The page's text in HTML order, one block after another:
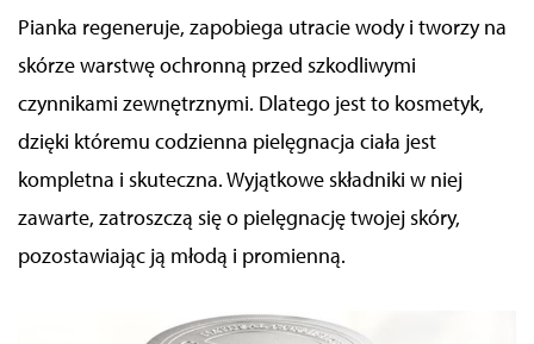
Pianka regeneruje, zapobiega utracie wody i tworzy na
skórze warstwę ochronną przed szkodliwymi
czynnikami zewnętrznymi. Dlatego jest to kosmetyk,
dzięki któremu codzienna pielęgnacja ciała jest
kompletna i skuteczna. Wyjątkowe składniki w niej
zawarte, zatroszczą się o pielęgnację twojej skóry,
pozostawiając ją młodą i promienną.